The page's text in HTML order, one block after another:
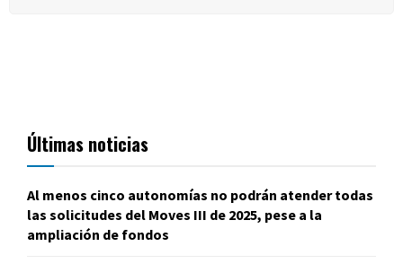
Últimas noticias
Al menos cinco autonomías no podrán atender todas
las solicitudes del Moves III de 2025, pese a la
ampliación de fondos